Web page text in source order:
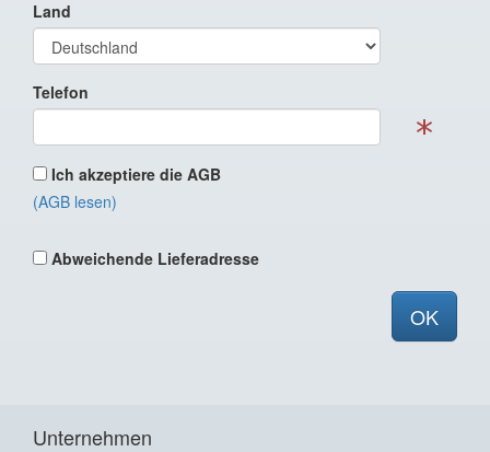
Land
Telefon
Ich akzeptiere die AGB
(AGB lesen)
Abweichende Lieferadresse
OK
Unternehmen